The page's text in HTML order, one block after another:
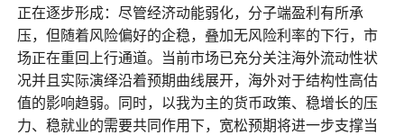
正在逐步形成：尽管经济动能弱化，分子端盈利有所承
压，但随着风险偏好的企稳，叠加无风险利率的下行，市
场正在重回上行通道。当前市场已充分关注海外流动性状
况并且实际演绎沿着预期曲线展开，海外对于结构性高估
值的影响趋弱。同时，以我为主的货币政策、稳增长的压
力、稳就业的需要共同作用下，宽松预期将进一步支撑当